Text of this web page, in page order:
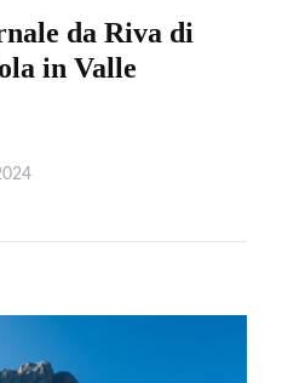
da Riva di
in Valle